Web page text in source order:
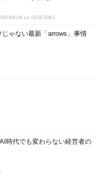
on GOETHE)
ゃない最新「arrows」事情
時代でも変わらない経営者の